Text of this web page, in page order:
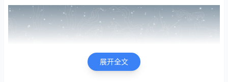
展开全文